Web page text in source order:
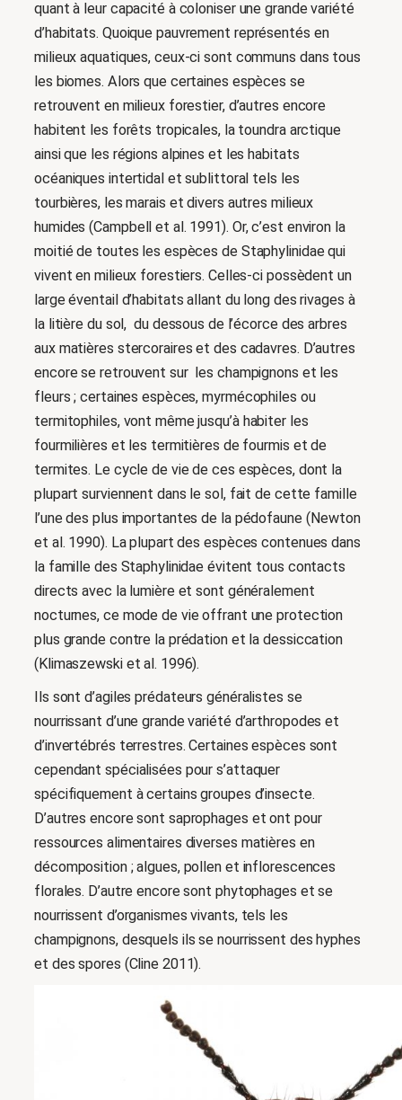
quant à leur capacité à coloniser une grande variété
d’habitats. Quoique pauvrement représentés en
milieux aquatiques, ceux-ci sont communs dans tous
les biomes. Alors que certaines espèces se
retrouvent en milieux forestier, d’autres encore
habitent les forêts tropicales, la toundra arctique
ainsi que les régions alpines et les habitats
océaniques intertidal et sublittoral tels les
tourbières, les marais et divers autres milieux
humides (Campbell et al. 1991). Or, c’est environ la
moitié de toutes les espèces de Staphylinidae qui
vivent en milieux forestiers. Celles-ci possèdent un
large éventail d’habitats allant du long des rivages à
la litière du sol, du dessous de l’écorce des arbres
aux matières stercoraires et des cadavres. D’autres
encore se retrouvent sur les champignons et les
fleurs ; certaines espèces, myrmécophiles ou
termitophiles, vont même jusqu’à habiter les
fourmilières et les termitières de fourmis et de
termites. Le cycle de vie de ces espèces, dont la
plupart surviennent dans le sol, fait de cette famille
l’une des plus importantes de la pédofaune (Newton
et al. 1990). La plupart des espèces contenues dans
la famille des Staphylinidae évitent tous contacts
directs avec la lumière et sont généralement
nocturnes, ce mode de vie offrant une protection
plus grande contre la prédation et la dessiccation
(Klimaszewski et al. 1996).
Ils sont d’agiles prédateurs généralistes se
nourrissant d’une grande variété d’arthropodes et
d’invertébrés terrestres. Certaines espèces sont
cependant spécialisées pour s’attaquer
spécifiquement à certains groupes d’insecte.
D’autres encore sont saprophages et ont pour
ressources alimentaires diverses matières en
décomposition ; algues, pollen et inflorescences
florales. D’autre encore sont phytophages et se
nourrissent d’organismes vivants, tels les
champignons, desquels ils se nourrissent des hyphes
et des spores (Cline 2011).